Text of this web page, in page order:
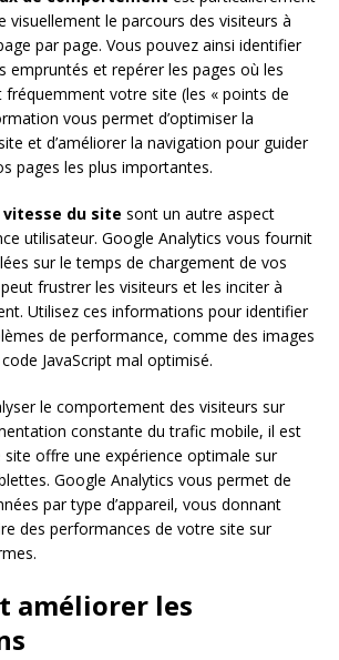
visuellement le parcours des visiteurs à
par page. Vous pouvez ainsi identifier
empruntés et repérer les pages où les
votre site (les « points de
vous permet d’optimiser la
et d’améliorer la navigation pour guider
pages les plus importantes.
vitesse du site sont un autre aspect
utilisateur. Google Analytics vous fournit
sur le temps de chargement de vos
frustrer les visiteurs et les inciter à
Utilisez ces informations pour identifier
de performance, comme des images
JavaScript mal optimisé.
le comportement des visiteurs sur
constante du trafic mobile, il est
offre une expérience optimale sur
Google Analytics vous permet de
par type d’appareil, vous donnant
des performances de votre site sur
améliorer les